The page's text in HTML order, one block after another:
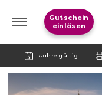
Jahre gültig
Gutschein
einlösen